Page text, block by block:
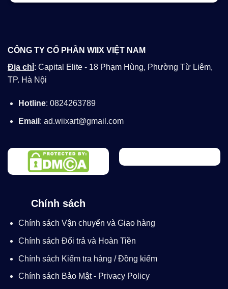
CÔNG TY CỔ PHẦN WIIX VIỆT NAM
Địa chỉ: Capital Elite - 18 Phạm Hùng, Phường Từ Liêm,
TP. Hà Nội
Hotline: 0824263789
Email : ad.wiixart@gmail.com
Chính sách
Chính sách Vận chuyển và Giao hàng
Chính sách Đổi trả và Hoàn Tiền
Chính sách Kiểm tra hàng / Đồng kiểm
Chính sách Bảo Mật - Privacy Policy